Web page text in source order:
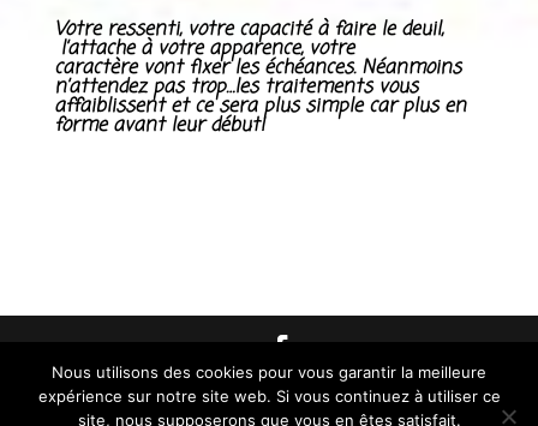
Votre ressenti, votre capacité à faire le deuil,
l’attache àvotre apparence, votre
caractèrevont fixerles échéances. Néanmoins
n’attendez pas trop…les traitements vous
affaiblissent et ce sera plus simple carplus en
formeavant leur début!
© 2026 AMAROSIA |Mentions Légales 309 rue
Nous utilisons des cookies pour vous garantir la meilleure
expérience sur notre site web. Si vous continuez à utiliser ce
site, nous supposerons que vous en êtes satisfait.